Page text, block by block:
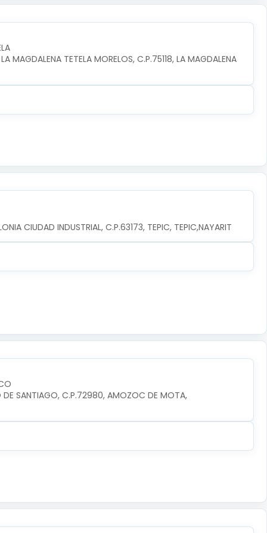
MAGDALENA TETELA MORELOS, C.P.75118, LA MAGDALENA
CIUDAD INDUSTRIAL, C.P.63173, TEPIC, TEPIC,NAYARIT
DE SANTIAGO, C.P.72980, AMOZOC DE MOTA,